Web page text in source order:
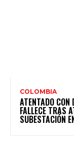
COLOMBIA
ATENTADO CON
FALLECE TRAS
SUBESTACIÓN